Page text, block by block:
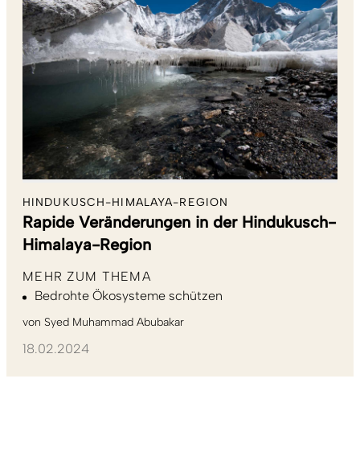
HINDUKUSCH-HIMALAYA-REGION
Rapide Veränderungen in der Hindukusch-
Himalaya-Region
MEHR ZUM THEMA
Bedrohte Ökosysteme schützen
von Syed Muhammad Abubakar
18.02.2024